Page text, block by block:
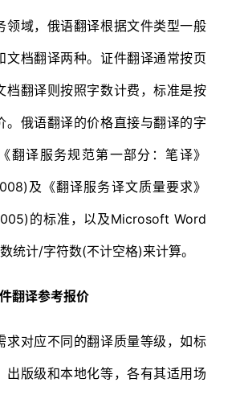
域，俄语翻译根据文件类型一般
文档翻译两种。证件翻译通常按页
档翻译则按照字数计费，标准是按
。俄语翻译的价格直接与翻译的字
翻译服务规范第一部分：笔译》
及《翻译服务译文质量要求》
的标准，以及Microsoft Word
统计/字符数(不计空格)来计算。
翻译参考报价
对应不同的翻译质量等级，如标
出版级和本地化等，各有其适用场